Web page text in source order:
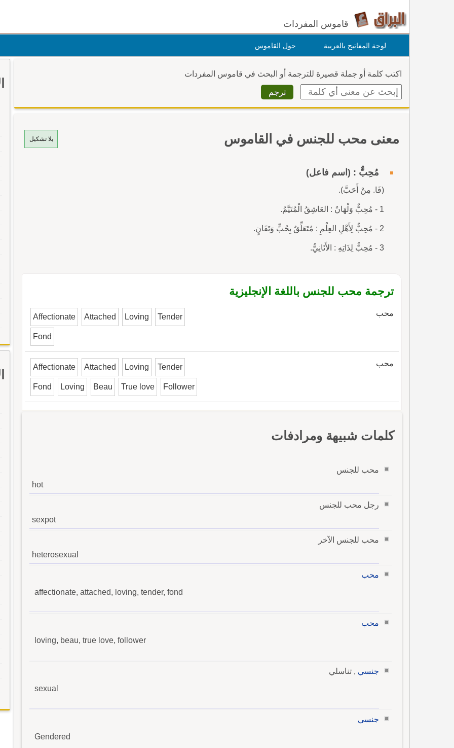
قاموس المفردات
لوحة المفاتيح بالعربية حول القاموس
اكتب كلمة أو جملة قصيرة للترجمة أو البحث في قاموس المفردات
بلا تشكيل معنى محب للجنس في القاموس
مُحِبٌّ : (اسم فاعل)
(فَا. مِنْ أَحَبَّ).
1 - مُحِبٌّ وَلْهَانُ : العَاشِقُ الْمُتَيَّمُ.
2 - مُحِبٌّ لِأَهْلِ العِلْمِ : مُتَعَلِّقٌ بِحُبٍّ وَتَفَانٍ.
3 - مُحِبٌّ لِذَاتِهِ : الأَنَانِيُّ.
ترجمة محب للجنس باللغة الإنجليزية
محب Affectionate Attached Loving Tender
Fond
محب Affectionate Attached Loving Tender
Fond Loving Beau True love Follower
كلمات شبيهة ومرادفات
محب للجنس
hot
رجل محب للجنس
sexpot
محب للجنس الآخر
heterosexual
محب
affectionate, attached, loving, tender, fond
محب
loving, beau, true love, follower
جنسي , تناسلي
sexual
جنسي
Gendered